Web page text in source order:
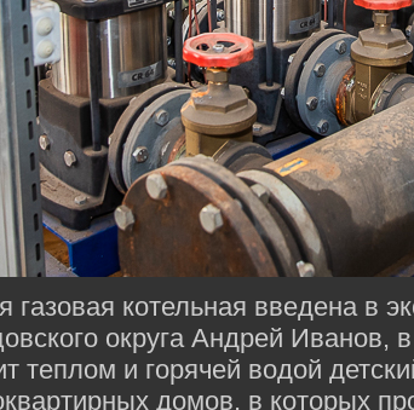
котельная введена в
округа Андрей
теплом и горячей водой
домов, в которых